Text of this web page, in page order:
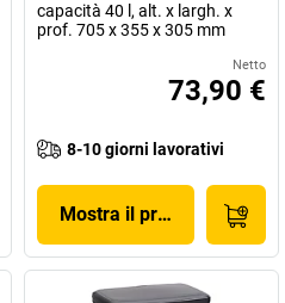
capacità 40 l, alt. x largh. x
prof. 705 x 355 x 305 mm
Netto
73,90 €
8-10 giorni lavorativi
Mostra il prodotto